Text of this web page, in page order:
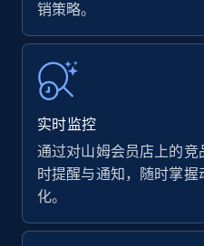
Amazon products -
upc numbers
Title, Seller name, Brand,
price, Currency,
more.
35.3K+ 5.7K+
Amazon Reviews
销策略。
实时监控
通过对山姆会员店上的
时提醒与通知，随时掌
化。